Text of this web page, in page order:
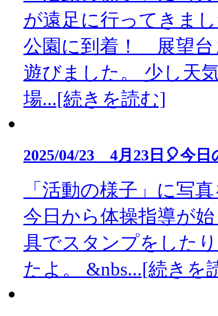
が遠足に行ってきま
公園に到着！ 展望台
遊びました。 少し天
場...[続きを読む]
2025/04/23 4月23日🎈今
「活動の様子」に写
今日から体操指導が
具でスタンプをした
たよ。 &nbs...[続きを